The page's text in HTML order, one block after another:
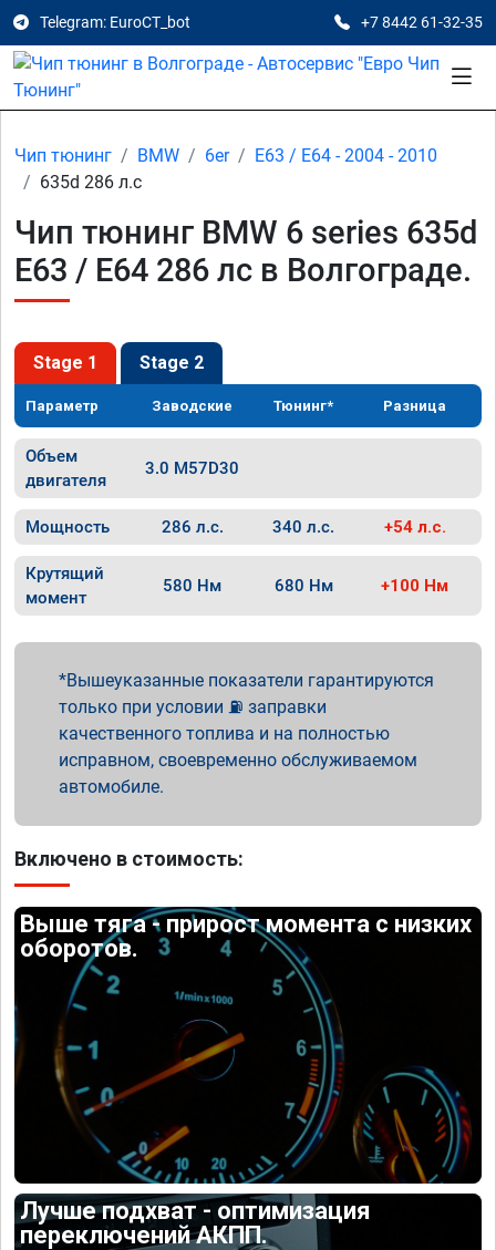
Telegram: EuroCT_bot +7 8442 61-32-35
Чип тюнинг BMW 6er
E63 / E64 - 2004 - 2010
635d 286 л.с
Чип тюнинг BMW 6 series 635d
E63 / E64 286 лс в Волгограде.
Stage 1 Stage 2
Параметр Заводские Тюнинг* Разница
Объем
двигателя
3.0 M57D30
Мощность 286 л.с. 340 л.с. +54 л.с.
Крутящий
момент
580 Нм 680 Нм +100 Нм
Вышеуказанные показатели гарантируются
только при условии ⛽ заправки
качественного топлива и на полностью
исправном, своевременно обслуживаемом
автомобиле.
Включено в стоимость:
Выше тяга - прирост момента с низких
оборотов.
Лучше подхват - оптимизация
переключений АКПП.